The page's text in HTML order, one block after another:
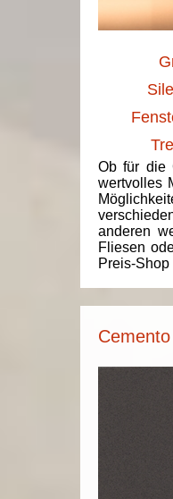
Ob für die
wertvolles
anderen
Fliesen
Preis-Shop